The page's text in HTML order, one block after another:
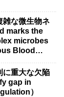
雑な微生物ネ
marks the
microbes
Blood
に重大な欠陥
gap in
）